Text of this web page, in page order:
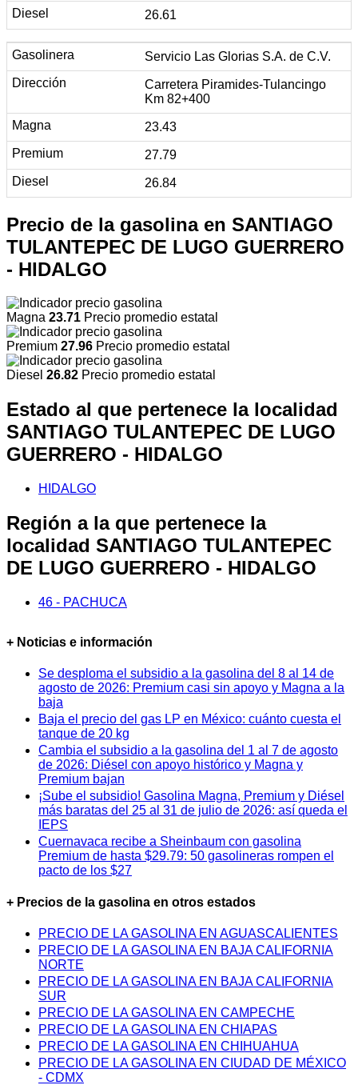
26.61
Servicio Las Glorias S.A. de C.V.
Carretera Piramides-Tulancingo
Km 82+400
23.43
27.79
26.84
Precio de la gasolina en SANTIAGO
TULANTEPEC DE LUGO GUERRERO
- HIDALGO
Magna 23.71 Precio promedio estatal
Premium 27.96 Precio promedio estatal
Diesel 26.82 Precio promedio estatal
Estado al que pertenece la localidad
SANTIAGO TULANTEPEC DE LUGO
GUERRERO - HIDALGO
HIDALGO
Región a la que pertenece la
localidad SANTIAGO TULANTEPEC
DE LUGO GUERRERO - HIDALGO
46 - PACHUCA
+ Noticias e información
Se desploma el subsidio a la gasolina del 8 al 14 de
agosto de 2026: Premium casi sin apoyo y Magna a la
baja
Baja el precio del gas LP en México: cuánto cuesta el
tanque de 20 kg
Cambia el subsidio a la gasolina del 1 al 7 de agosto
de 2026: Diésel con apoyo histórico y Magna y
Premium bajan
¡Sube el subsidio! Gasolina Magna, Premium y Diésel
más baratas del 25 al 31 de julio de 2026: así queda el
IEPS
Cuernavaca recibe a Sheinbaum con gasolina
Premium de hasta $29.79: 50 gasolineras rompen el
pacto de los $27
+ Precios de la gasolina en otros estados
PRECIO DE LA GASOLINA EN AGUASCALIENTES
PRECIO DE LA GASOLINA EN BAJA CALIFORNIA
NORTE
PRECIO DE LA GASOLINA EN BAJA CALIFORNIA
SUR
PRECIO DE LA GASOLINA EN CAMPECHE
PRECIO DE LA GASOLINA EN CHIAPAS
PRECIO DE LA GASOLINA EN CHIHUAHUA
PRECIO DE LA GASOLINA EN CIUDAD DE MÉXICO
- CDMX